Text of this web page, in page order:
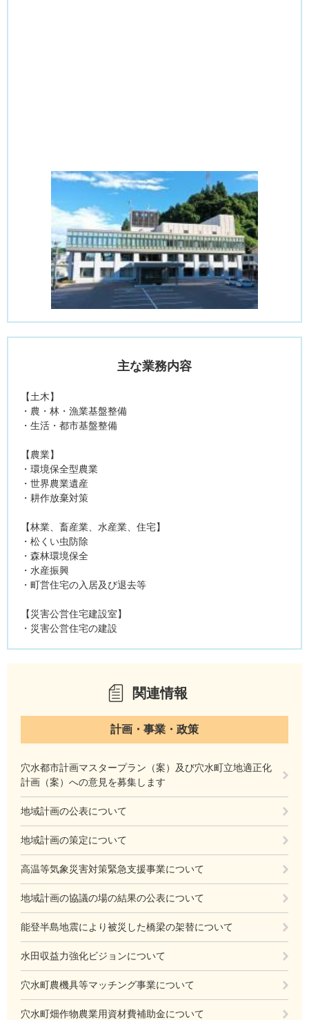
主な業務内容
【土木】
・農・林・漁業基盤整備
・生活・都市基盤整備
【農業】
・環境保全型農業
・世界農業遺産
・耕作放棄対策
【林業、畜産業、水産業、住宅】
・松くい虫防除
・森林環境保全
・水産振興
・町営住宅の入居及び退去等
【災害公営住宅建設室】
・災害公営住宅の建設
関連情報
計画・事業・政策
穴水都市計画マスタープラン（案）及び穴水町立地適正化
計画（案）への意見を募集します
地域計画の公表について
地域計画の策定について
高温等気象災害対策緊急支援事業について
地域計画の協議の場の結果の公表について
能登半島地震により被災した橋梁の架替について
水田収益力強化ビジョンについて
穴水町農機具等マッチング事業について
穴水町畑作物農業用資材費補助金について